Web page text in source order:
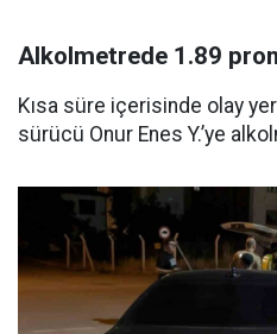
Alkolmetrede 1.89
Kısa süre içerisinde olay
sürücü Onur Enes Y.’ye